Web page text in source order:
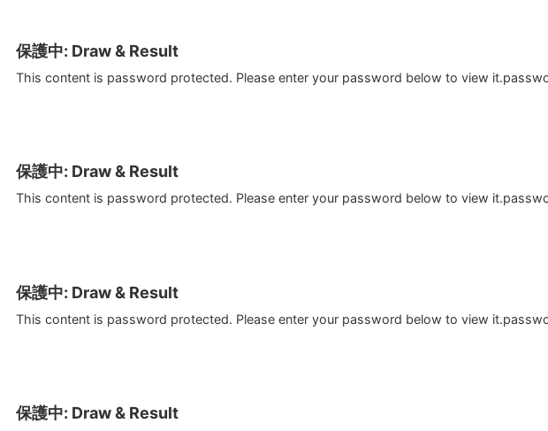
保護中: Draw & Result
This content is password protected. Please enter your password below to view
保護中: Draw & Result
This content is password protected. Please enter your password below to view
保護中: Draw & Result
This content is password protected. Please enter your password below to view
保護中: Draw & Result